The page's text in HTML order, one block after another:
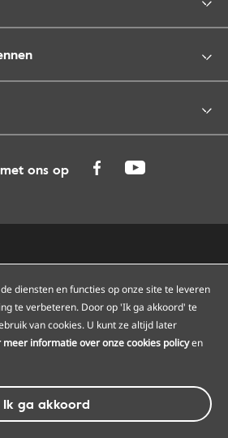
ons op
diensten en functies op onze site te leveren
te verbeteren. Door op 'Ik ga akkoord' te
van cookies. U kunt ze altijd later
meer informatie over onze cookies policyen
Ik ga akkoord